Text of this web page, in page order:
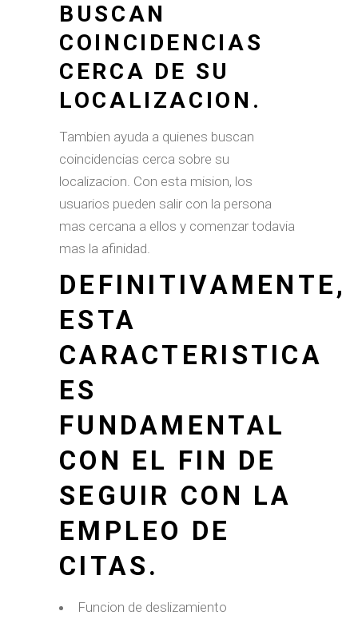
BUSCAN
COINCIDENCIAS
CERCA DE SU
LOCALIZACION.
Tambien ayuda a quienes buscan
coincidencias cerca sobre su
localizacion. Con esta mision, los
usuarios pueden salir con la persona
mas cercana a ellos y comenzar todavia
mas la afinidad.
DEFINITIVAMENTE,
ESTA
CARACTERISTICA
ES
FUNDAMENTAL
CON EL FIN DE
SEGUIR CON LA
EMPLEO DE
CITAS.
Funcion de deslizamiento